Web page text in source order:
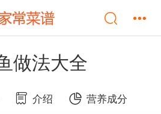
做法大全
介绍 营养成分